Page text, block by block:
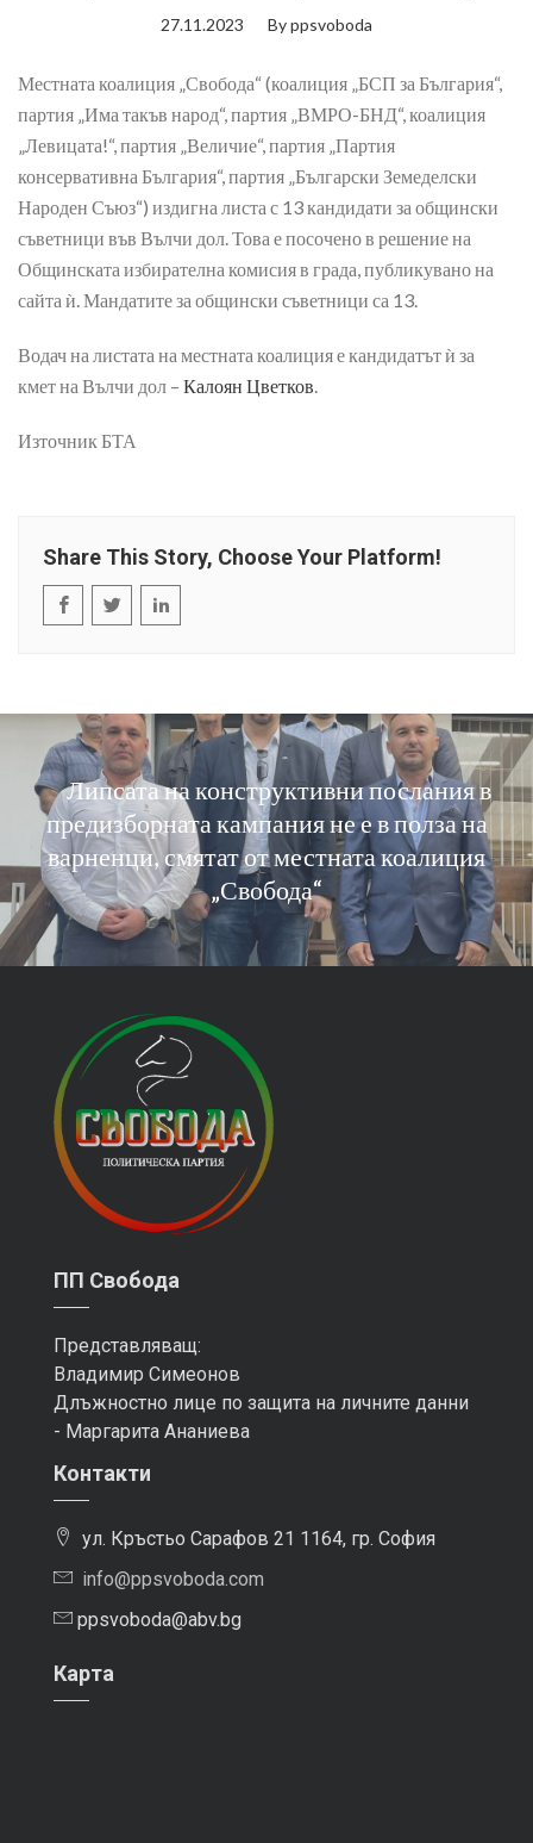
27.11.2023 Byppsvoboda
Местната коалиция „Свобода“ (коалиция „БСП за България“,
партия „Има такъв народ“, партия „ВМРО-БНД“, коалиция
„Левицата!“, партия „Величие“, партия „Партия
консервативна България“, партия „Български Земеделски
Народен Съюз“) издигна листа с 13 кандидати за общински
съветници във Вълчи дол. Това е посочено в решение на
Общинската избирателна комисия в града, публикувано на
сайта ѝ. Мандатите за общински съветници са 13.
Водач на листата на местната коалиция е кандидатът ѝ за
кмет на Вълчи дол – Калоян Цветков.
Източник БТА
Share This Story, Choose Your Platform!
Липсата на конструктивни послания в
предизборната кампания не е в полза на
варненци, смятат от местната коалиция
„Свобода“
ПП Свобода
Представляващ:
Владимир Симеонов
Длъжностно лице по защита на личните данни
- Маргарита Ананиева
Контакти
ул. Кръстьо Сарафов 21 1164, гр. София
info@ppsvoboda.com
ppsvoboda@abv.bg
Карта